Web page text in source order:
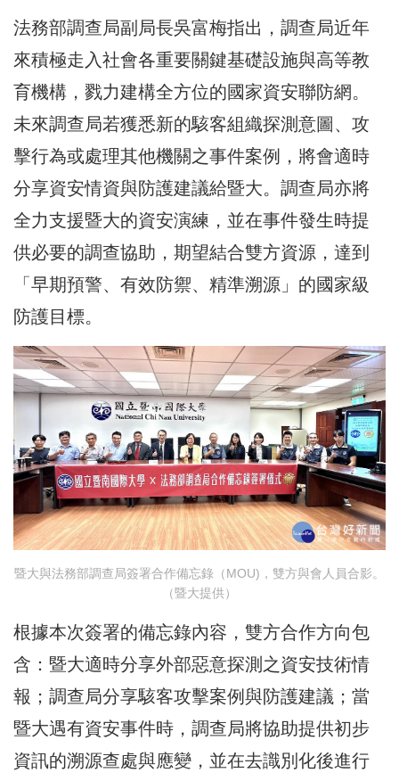
法務部調查局副局長吳富梅指出，調查局近年
來積極走入社會各重要關鍵基礎設施與高等教
育機構，戮力建構全方位的國家資安聯防網。
未來調查局若獲悉新的駭客組織探測意圖、攻
擊行為或處理其他機關之事件案例，將會適時
分享資安情資與防護建議給暨大。調查局亦將
全力支援暨大的資安演練，並在事件發生時提
供必要的調查協助，期望結合雙方資源，達到
「早期預警、有效防禦、精準溯源」的國家級
防護目標。
暨大與法務部調查局簽署合作備忘錄（MOU)，雙方與會人員合影。
（暨大提供）
根據本次簽署的備忘錄內容，雙方合作方向包
含：暨大適時分享外部惡意探測之資安技術情
報；調查局分享駭客攻擊案例與防護建議；當
暨大遇有資安事件時，調查局將協助提供初步
資訊的溯源查處與應變，並在去識別化後進行